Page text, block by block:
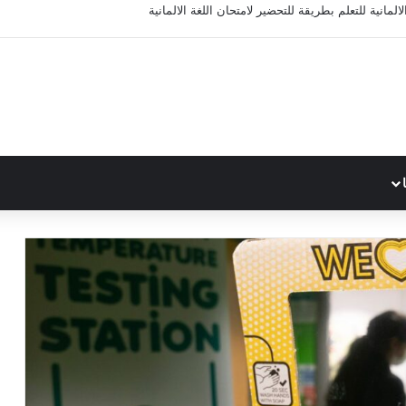
للتعلم بطريقة للتحضير لامتحان اللغة الالمانية